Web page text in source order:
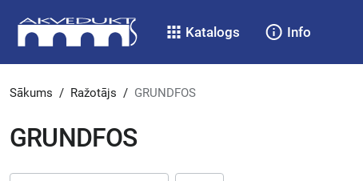
Katalogs Info
Sākums / Ražotājs / GRUNDFOS
GRUNDFOS